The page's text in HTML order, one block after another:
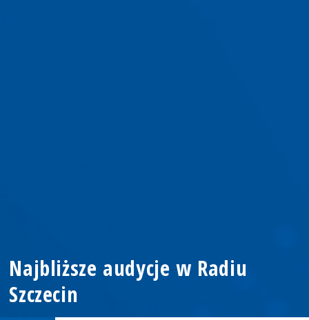
Najbliższe audycje w Radiu
Szczecin